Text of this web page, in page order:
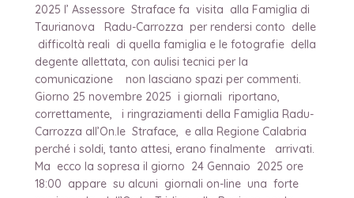
2025 l’ Assessore Straface fa visita alla Famiglia di
Taurianova Radu-Carrozza per rendersi conto delle
difficoltà reali di quella famiglia e le fotografie della
degente allettata, con aulisi tecnici per la
comunicazione non lasciano spazi per commenti.
Giorno 25 novembre 2025 i giornali riportano,
correttamente, i ringraziamenti della Famiglia Radu-
Carrozza all’On.le Straface, e alla Regione Calabria
perché i soldi, tanto attesi, erano finalmente arrivati.
Ma ecco la sopresa il giorno 24 Gennaio 2025 ore
18:00 appare su alcuni giornali on-line una forte